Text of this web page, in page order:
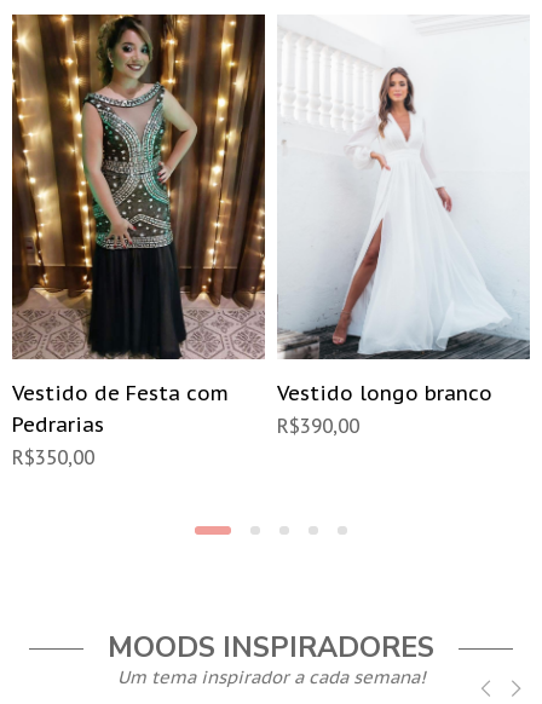
Vestido de Festa com
Pedrarias
R$350,00
Vestido longo branco
R$390,00
MOODS INSPIRADORES
Um tema inspirador a cada semana!